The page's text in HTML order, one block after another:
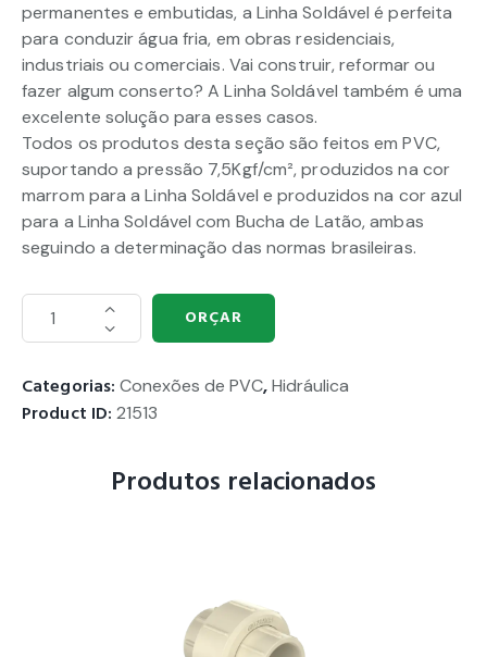
permanentes e embutidas, a Linha Soldável é perfeita
para conduzir água fria, em obras residenciais,
industriais ou comerciais. Vai construir, reformar ou
fazer algum conserto? A Linha Soldável também é uma
excelente solução para esses casos.
Todos os produtos desta seção são feitos em PVC,
suportando a pressão 7,5Kgf/cm², produzidos na cor
marrom para a Linha Soldável e produzidos na cor azul
para a Linha Soldável com Bucha de Latão, ambas
seguindo a determinação das normas brasileiras.
ORÇAR
Categorias:Conexões de PVC,Hidráulica
Product ID:21513
Produtos relacionados